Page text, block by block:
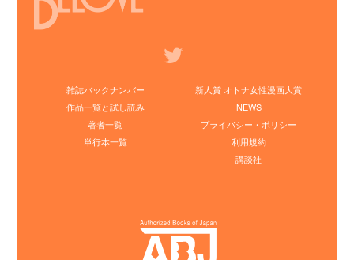
雑誌バックナンバー
作品一覧と試し読み
著者一覧
単行本一覧
新人賞 オトナ女性漫画大賞
NEWS
プライバシー・ポリシー
利用規約
講談社